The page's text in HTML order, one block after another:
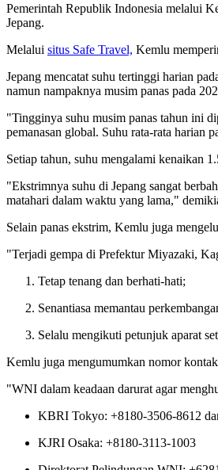
Pemerintah Republik Indonesia melalui
Jepang.
Melalui situs Safe Travel, Kemlu
Jepang mencatat suhu tertinggi harian
namun nampaknya musim panas pada
"Tingginya suhu musim panas tahun ini
pemanasan global. Suhu rata-rata harian
Setiap tahun, suhu mengalami kenaikan
"Ekstrimnya suhu di Jepang sangat
matahari dalam waktu yang lama,"
Selain panas ekstrim, Kemlu juga
"Terjadi gempa di Prefektur Miyazaki,
Tetap tenang dan berhati-hati;
Senantiasa memantau
Selalu mengikuti petunjuk aparat
Kemlu juga mengumumkan nomor
"WNI dalam keadaan darurat agar
KBRI Tokyo: +8180-3506-8612
KJRI Osaka: +8180-3113-1003